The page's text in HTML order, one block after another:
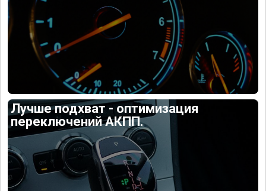
Лучше подхват - оптимизация
переключений АКПП.